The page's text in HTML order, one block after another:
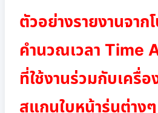
ตัวอย่างรายงานจาก
คำนวณเวลา Time
ที่ใช้งานร่วมกับเครื่
สแกนใบหน้ารุ่นต่างๆ